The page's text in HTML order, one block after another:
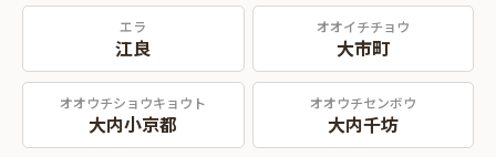
エラ
江良
オオイチチョウ
大市町
オオウチショウキョウト
大内小京都
オオウチセンボウ
大内千坊